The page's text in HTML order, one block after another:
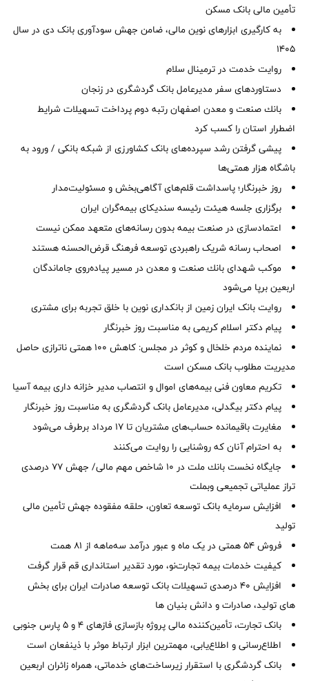
تأمین مالی بانک مسکن
به کارگیری ابزارهای نوین مالی، ضامن جهش سودآوری بانک دی در سال
1405
روایت خدمت در ترمینال سلام
دستاوردهای سفر مدیرعامل بانک گردشگری در زنجان
بانك صنعت و معدن اصفهان رتبه دوم پرداخت تسهیلات شرایط
اضطرار استان را كسب كرد
پیشی گرفتن رشد سپرده‌های بانک کشاورزی از شبکه بانکی / ورود به
باشگاه هزار همتی‌ها
روز خبرنگار؛ پاسداشت قلم‌های آگاهی‌بخش و مسئولیت‌مدار
برگزاری جلسه هیئت رئیسه سندیکای بیمه‌گران ایران
اعتمادسازی در صنعت بیمه بدون رسانه‌های متعهد ممکن نیست
اصحاب رسانه شریک راهبردی توسعه فرهنگ قرض‌الحسنه هستند
موكب شهدای بانك صنعت و معدن در مسیر پیاده‌روی جاماندگان
اربعین برپا می‌شود
روایت بانک ایران زمین از بانکداری نوین با خلق تجربه برای مشتری
پیام دکتر اسلام کریمی به مناسبت روز خبرنگار
نماینده مردم خلخال و کوثر در مجلس: کاهش ۱۰۰ همتی ناترازی حاصل
مدیریت مطلوب بانک مسکن است
تکریم معاون فنی بیمه‌های اموال و انتصاب مدیر خزانه داری بیمه آسیا
پیام دکتر بیگدلی، مدیرعامل بانک گردشگری به مناسبت روز خبرنگار
مغایرت‌ باقیمانده حساب‌های مشتریان تا ۱۷ مرداد برطرف می‌شود
به احترام آنان که روشنایی را روایت می‌کنند
جایگاه نخست بانك ملت در 10 شاخص مهم مالی/ جهش 77 درصدی
تراز عملیاتی تجمیعی وبملت
افزایش سرمایه بانک توسعه تعاون، حلقه مفقوده جهش تأمین مالی
تولید
فروش 54 همتی در یک ماه و عبور درآمد سه‌ماهه از 81 همت
کیفیت خدمات بیمه تجارت‌نو، مورد تقدیر استانداری قم قرار گرفت
افزایش 40 درصدی تسهیلات بانک توسعه صادرات ایران برای بخش
های تولید، صادرات و دانش بنیان ها
بانک تجارت، تأمین‌کننده مالی پروژه بازسازی فازهای ۴ و ۵ پارس جنوبی
اطلاع‌رسانی و اطلاع‌یابی، مهمترین ابزار ارتباط موثر با ذینفعان است
بانک گردشگری با استقرار زیرساخت‌های خدماتی، همراه زائران اربعین